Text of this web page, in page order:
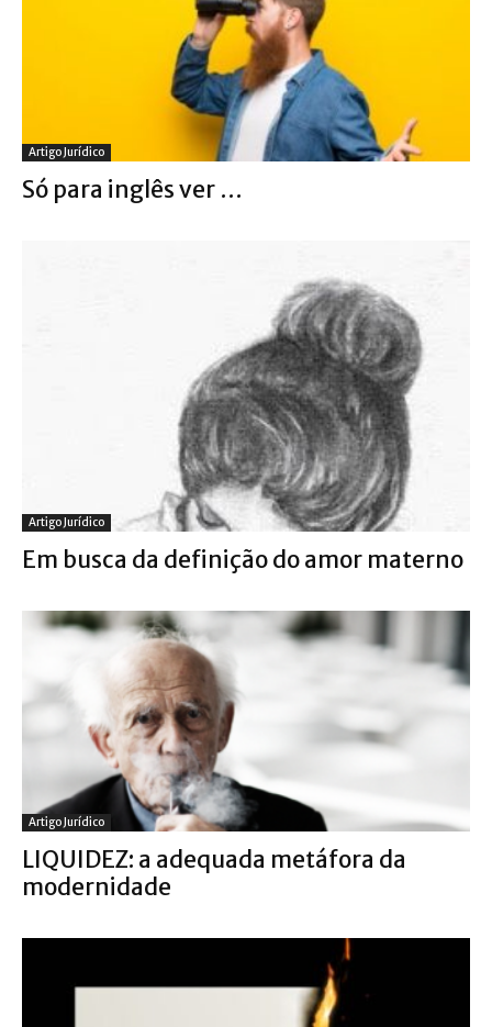
Artigo Jurídico
Só para inglês ver …
Artigo Jurídico
Em busca da definição do amor materno
Artigo Jurídico
LIQUIDEZ: a adequada metáfora da
modernidade